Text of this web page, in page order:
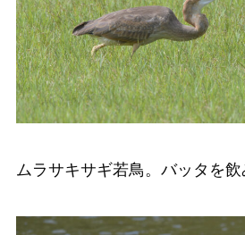
ムラサキサギ若鳥。バッタを飲